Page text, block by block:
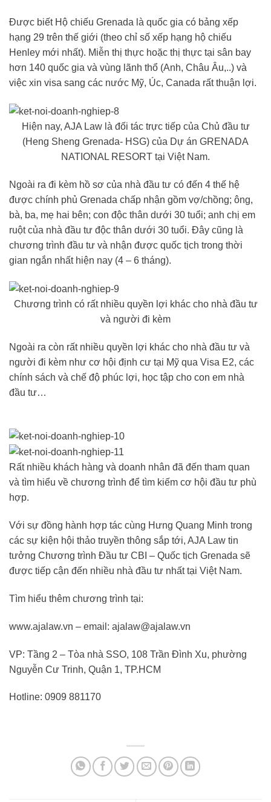
Được biết Hộ chiếu Grenada là quốc gia có bảng xếp
hạng 29 trên thế giới (theo chỉ số xếp hạng hộ chiếu
Henley mới nhất). Miễn thị thực hoặc thị thực tại sân bay
hơn 140 quốc gia và vùng lãnh thổ (Anh, Châu Âu,..) và
việc xin visa sang các nước Mỹ, Úc, Canada rất thuận lợi.
Hiện nay, AJA Law là đối tác trực tiếp của Chủ đầu tư
(Heng Sheng Grenada- HSG) của Dự án GRENADA
NATIONAL RESORT tại Việt Nam.
Ngoài ra đi kèm hồ sơ của nhà đầu tư có đến 4 thế hệ
được chính phủ Grenada chấp nhận gồm vợ/chồng; ông,
bà, ba, mẹ hai bên; con độc thân dưới 30 tuổi; anh chị em
ruột của nhà đầu tư độc thân dưới 30 tuổi. Đây cũng là
chương trình đầu tư và nhận được quốc tịch trong thời
gian ngắn nhất hiện nay (4 – 6 tháng).
Chương trình có rất nhiều quyền lợi khác cho nhà đầu tư
và người đi kèm
Ngoài ra còn rất nhiều quyền lợi khác cho nhà đầu tư và
người đi kèm như cơ hội định cư tại Mỹ qua Visa E2, các
chính sách và chế độ phúc lợi, học tập cho con em nhà
đầu tư…
Rất nhiều khách hàng và doanh nhân đã đến tham quan
và tìm hiểu về chương trình để tìm kiếm cơ hội đầu tư phù
hợp.
Với sự đồng hành hợp tác cùng Hưng Quang Minh trong
các sự kiện hội thảo truyền thông sắp tới, AJA Law tin
tưởng Chương trình Đầu tư CBI – Quốc tịch Grenada sẽ
được tiếp cận đến nhiều nhà đầu tư nhất tại Việt Nam.
Tìm hiểu thêm chương trình tại:
www.ajalaw.vn – email: ajalaw@ajalaw.vn
VP: Tầng 2 – Tòa nhà SSO, 108 Trần Đình Xu, phường
Nguyễn Cư Trinh, Quận 1, TP.HCM
Hotline: 0909 881170